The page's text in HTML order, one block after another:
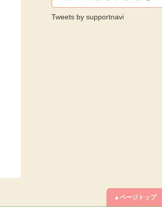
Tweets by supportnavi
▲ページトップ